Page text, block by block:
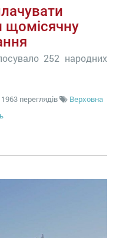
щомісячну
252 народних
переглядів
Верховна